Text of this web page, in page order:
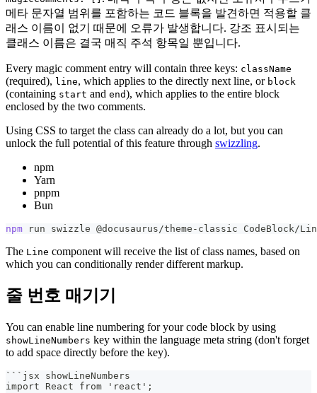
메타 문자열 범위를 포함하는 코드 블록을 발견하면 적용할 클
래스 이름이 없기 때문에 오류가 발생합니다. 강조 표시되는
클래스 이름은 결국 매직 주석 항목일 뿐입니다.
Every magic comment entry will contain three keys: className
(required), line, which applies to the directly next line, or block
(containing start and end), which applies to the entire block
enclosed by the two comments.
Using CSS to target the class can already do a lot, but you can
unlock the full potential of this feature through swizzling.
npm
Yarn
pnpm
Bun
npm run swizzle @docusaurus/theme-classic CodeBlock/
The Line component will receive the list of class names, based on
which you can conditionally render different markup.
줄 번호 매기기
You can enable line numbering for your code block by using
showLineNumbers key within the language meta string (don't forget
to add space directly before the key).
``` jsx showLineNumbers
import React from 'react';